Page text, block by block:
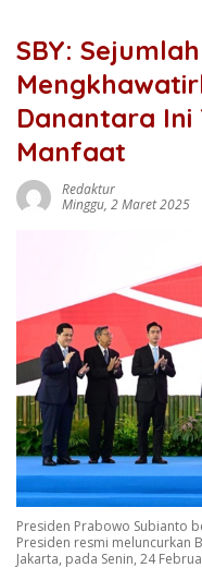
SBY:
Danantara Ini
Manfaat
Redaktur
Minggu, 2 Maret 2025
Presiden Prabowo Subianto
Presiden resmi meluncurkan
Jakarta, pada Senin, 24